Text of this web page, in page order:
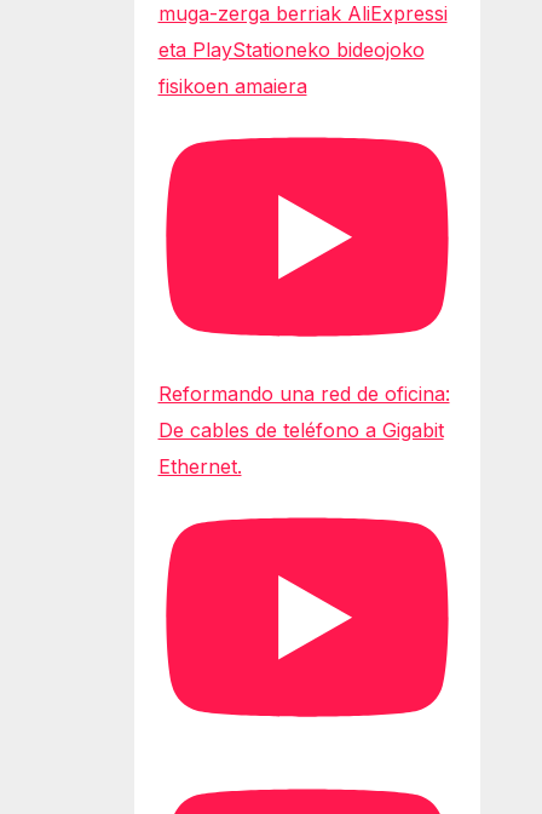
muga-zerga berriak AliExpressi
eta PlayStationeko bideojoko
fisikoen amaiera
Reformando una red de oficina:
De cables de teléfono a Gigabit
Ethernet.